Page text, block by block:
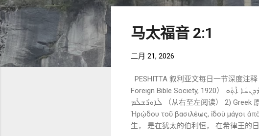
文
马太福音 2:1
二月 21, 2026
PESHITTA 叙利亚文每日一节深度注
Foreign Bible Society, 1920） ܟ݁ܰܕ݂ ܕ݁ܶܝܢ ܐܶܬ݂ܝܶܠܶܕ ܝܶܫܽܘܥ ܒ݁ܶܒ݂ܶܝܬ݂ ܠܶܚܶܡ ܕ݁ܝܺܗܽܘܕ݂ܳܐ ܒ݁ܝܰܘܡܰܝ ܗܶܪܽܘܕܶܣ ܡܰܠܟ݁ܳܐ ܗܳܐ ܡܰܓ݁ܽܘܫ݁ܶܐ ܡܶܢ ܡܰܕ݂ܢܚܳܐ ܐܶܬ݂ܰܘ
ܠܽܐܘܪܶܫܠܶܡ （从右至左阅读） 2) Greek 原文（NA28） Τοῦ δὲ Ἰησοῦ γεννηθέντος ἐν Βηθλεὲμ τῆς Ἰουδαίας ἐν ἡμέραις
Ἡρῴδου τοῦ βασιλέως, ἰδοὺ μάγοι
生， 是在犹太的伯利恒， 在希律王的